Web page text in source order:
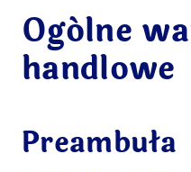
Ogólne
handlowe
Preambuła